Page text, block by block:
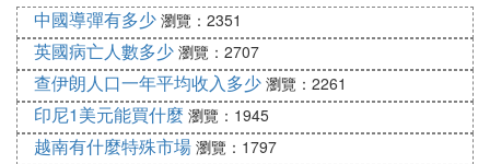
中國導彈有多少 瀏覽：2351
英國病亡人數多少 瀏覽：2707
查伊朗人口一年平均收入多少 瀏覽：2261
印尼1美元能買什麼 瀏覽：1945
越南有什麼特殊市場 瀏覽：1797